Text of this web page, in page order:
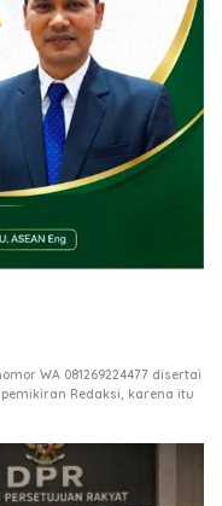
WA 081269224477 disertai
Redaksi, karena itu